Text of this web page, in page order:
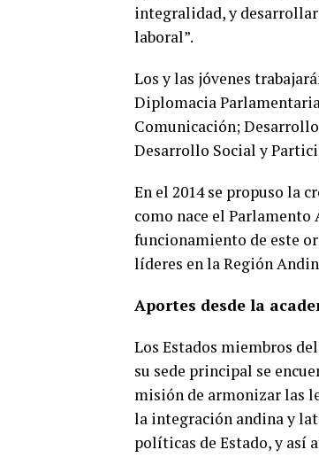
integralidad, y
laboral”.
Los y las jóvenes
Diplomacia
Comunicación;
Desarrollo Social y
En el 2014 se propuso la
como nace el
funcionamiento de este
líderes en la Región
Aportes desde la
Los Estados miembros
su sede principal se
misión de armonizar las
la integración andina y
políticas de Estado, y así